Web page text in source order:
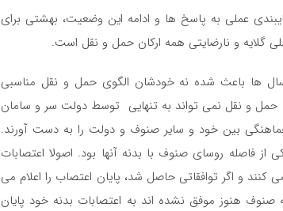
عملی به پاسخ ها و ادامه این وضعیت، بهشتی برای
گلایه و نارضایتی همه ارکان حمل و نقل است.
ها باعث شده نه خودشان الگوی حمل و نقل مناسبی
حمل و نقل نمی تواند به تنهایی توسط دولت سر و سامان
بین خود و سایر صنوف و دولت را به دست آورند.
فاصله روسای صنوف با بدنه آنها بود. اصولا اعتصابات
و اگر توافقاتی حاصل شد، پایان اعتصاب را اعلام می
صنوف هنوز موفق نشده اند به اعتصابات بدنه خود پایان